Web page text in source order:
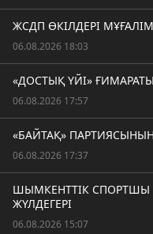
ЖСДП ӨКІЛДЕРІ
06.08.2026 18:03
«ДОСТЫҚ ҮЙІ»
06.08.2026 17:57
«БАЙТАҚ» ПАРТИЯСЫНЫҢ
06.08.2026 17:37
ШЫМКЕНТТІК
ЖҮЛДЕГЕРІ
06.08.2026 15:07